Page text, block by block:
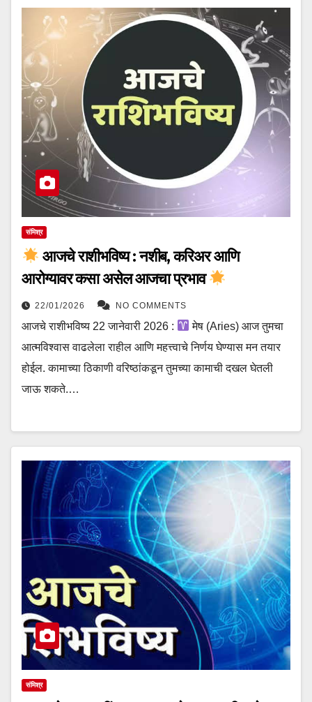
संमिश्र
आजचे राशीभविष्य : नशीब, करिअर आणि
आरोग्यावर कसा असेल आजचा प्रभाव
22/01/2026 NO COMMENTS
आजचे राशीभविष्य 22 जानेवारी 2026 :
मेष (Aries) आज तुमचा
आत्मविश्वास वाढलेला राहील आणि महत्त्वाचे निर्णय घेण्यास मन तयार
होईल. कामाच्या ठिकाणी वरिष्ठांकडून तुमच्या कामाची दखल घेतली
जाऊ शकते.…
संमिश्र